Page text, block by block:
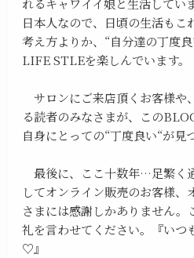
日本人なので、日頃の生活もこ
考え方よりか、“自分達の丁度
LIFE STLEを楽しんでいます。
サロンにご来店頂くお客様や
る読者のみなさまが、この
自身にとっての“丁度良い“が
最後に、ここ十数年…足繁く
してオンライン販売のお客様、
さまには感謝しかありません。
礼を言わせてください。『いつ
♡』